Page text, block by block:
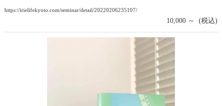
https://irielifekyoto.com/seminar/detail/20220206235107/
10,000 ～ (税込)